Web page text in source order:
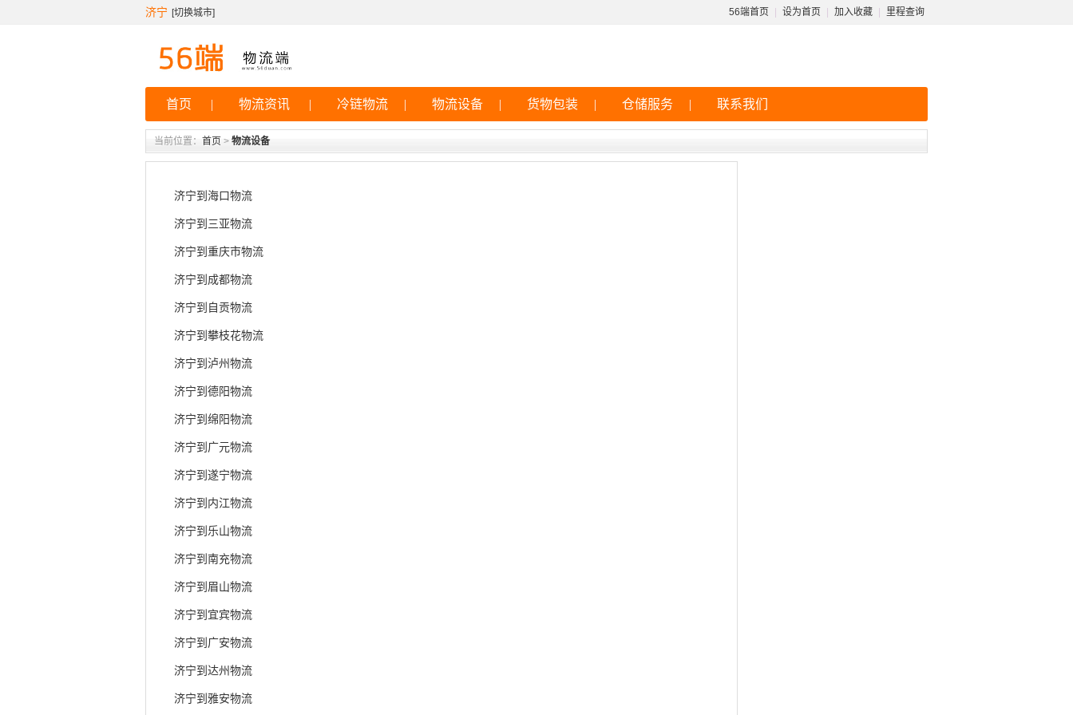
济宁 [切换城市] 56端首页 设为首页 加入收藏 里程查询
首页 | 物流资讯 | 冷链物流 | 物流设备 | 货物包装 | 仓储服务 | 联系我们
当前位置： 首页 > 物流设备
济宁到海口物流
济宁到三亚物流
济宁到重庆市物流
济宁到成都物流
济宁到自贡物流
济宁到攀枝花物流
济宁到泸州物流
济宁到德阳物流
济宁到绵阳物流
济宁到广元物流
济宁到遂宁物流
济宁到内江物流
济宁到乐山物流
济宁到南充物流
济宁到眉山物流
济宁到宜宾物流
济宁到广安物流
济宁到达州物流
济宁到雅安物流